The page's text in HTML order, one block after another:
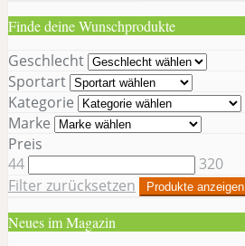
Finde deine Wunschprodukte
Geschlecht
Sportart
Kategorie
Marke
Preis
44
320
Filter zurücksetzen
Produkte anzeigen
Neues im Magazin